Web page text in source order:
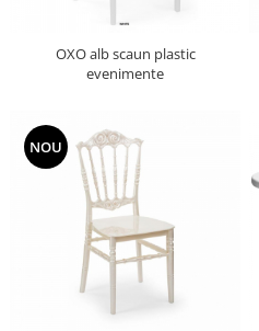
OXO alb scaun plastic
evenimente
NOU